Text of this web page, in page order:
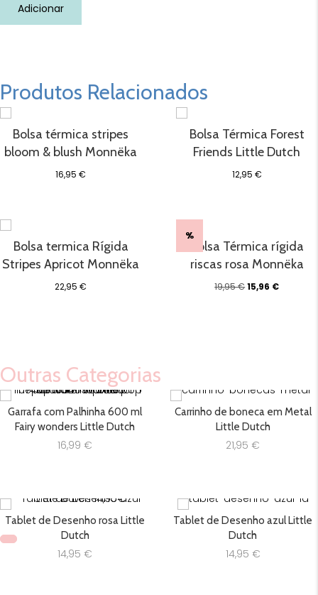
Bolsa
Adicionar
Produtos Relacionados
Bolsa térmica stripes
bloom & blush Monnëka
16,95€
Bolsa Térmica Forest
Friends Little Dutch
12,95 €
Bolsa termica Rígida
Stripes Apricot Monnëka
22,95€
%
Bolsa Térmica rígida
riscas rosa Monnëka
19,95€O
15,96 €O
Outras Categorias
Garrafa com Palhinha 600 ml
Fairy wonders Little Dutch
16,99 €
Carrinho de boneca em Metal
Little Dutch
21,95 €
Tablet de Desenho rosa Little
Dutch
14,95 €
Tablet de Desenho azul Little
Dutch
14,95 €